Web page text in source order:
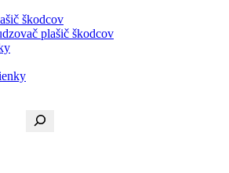
škodcov
plašič škodcov